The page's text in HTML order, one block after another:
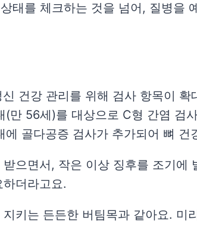
태를 체크하는 것을 넘어, 질병을
건강 관리를 위해 검사 항목이 확
(만 56세)를 대상으로 C형 간염 검
에 골다공증 검사가 추가되어 뼈 건
으면서, 작은 이상 징후를 조기
더라고요.
키는 든든한 버팀목과 같아요. 미